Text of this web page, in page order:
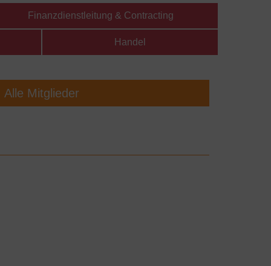
Finanzdienstleitung & Contracting
Handel
Alle Mitglieder